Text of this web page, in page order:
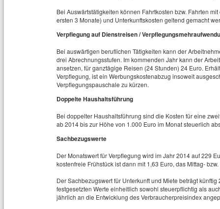
Bei Auswärtstätigkeiten können Fahrtkosten bzw. Fahrten
ersten 3 Monate) und Unterkunftskosten geltend gemacht
Verpflegung auf Dienstreisen /
Bei auswärtigen beruflichen Tätigkeiten kann der
drei Abrechnungsstufen. Im kommenden Jahr kann der
ansetzen, für ganztägige Reisen (24 Stunden) 24 Euro.
Verpflegung, ist ein Werbungskostenabzug insoweit
Verpflegungspauschale zu kürzen.
Doppelte Haushaltsführung
Bei doppelter Haushaltsführung sind die Kosten für eine
ab 2014 bis zur Höhe von 1.000 Euro im Monat steuerlich
Sachbezugswerte
Der Monatswert für Verpflegung wird im Jahr 2014 auf 229
kostenfreie Frühstück ist dann mit 1,63 Euro, das Mittag-
Der Sachbezugswert für Unterkunft und Miete beträgt
festgesetzten Werte einheitlich sowohl steuerpflichtig als
jährlich an die Entwicklung des Verbraucherpreisindex